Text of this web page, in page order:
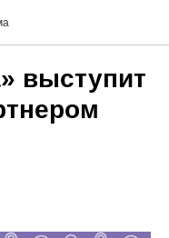
выступит